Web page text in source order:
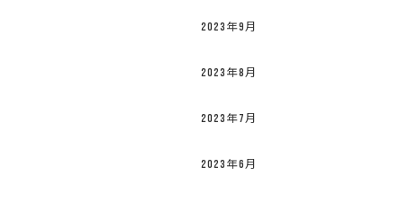
2023年9月
2023年8月
2023年7月
2023年6月